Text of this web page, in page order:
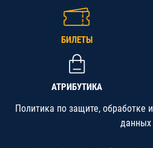
БИЛЕТЫ
АТРИБУТИКА
Политика по защите, обработке
данных